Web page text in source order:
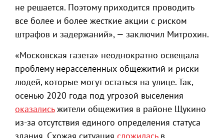
не решается. Поэтому приходится проводить
все более и более жесткие акции с риском
штрафов и задержаний», — заключил Митрохин.
«Московская газета» неоднократно освещала
проблему нерасселенных общежитий и риски
людей, которые могут остаться на улице. Так,
осенью 2020 года под угрозой выселения
оказалисьжители общежития в районе Щукино
из-за отсутствия единого определения статуса